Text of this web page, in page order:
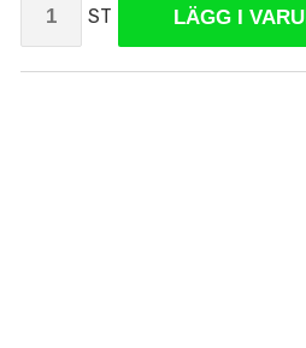
ST LÄGG I